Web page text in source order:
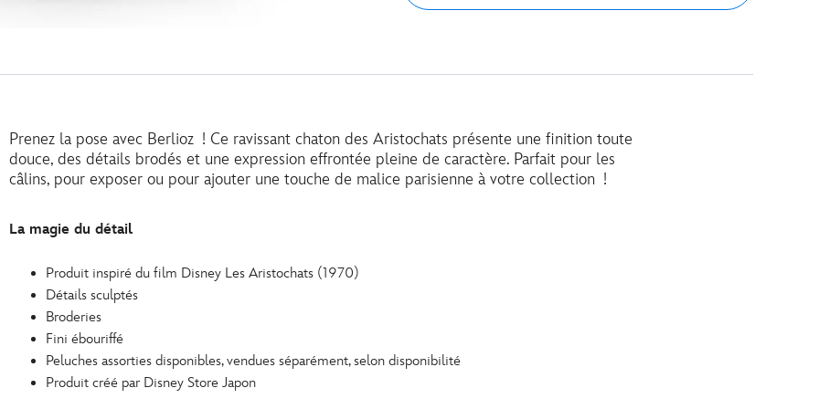
Prenez la pose avec Berlioz ! Ce ravissant chaton des Aristochats présente une finition toute
douce, des détails brodés et une expression effrontée pleine de caractère. Parfait pour les
câlins, pour exposer ou pour ajouter une touche de malice parisienne à votre collection !
La magie du détail
Produit inspiré du film Disney Les Aristochats (1970)
Détails sculptés
Broderies
Fini ébouriffé
Peluches assorties disponibles, vendues séparément, selon disponibilité
Produit créé par Disney Store Japon